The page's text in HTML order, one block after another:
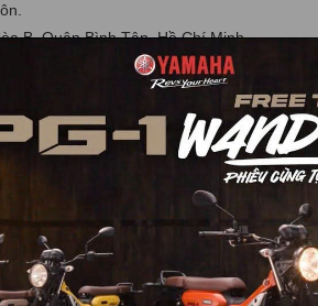
B, Quận Bình Tân, Hồ Chí Minh.
Yamaha Motor Việt Nam.